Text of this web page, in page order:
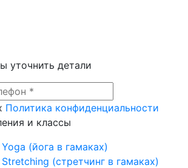
уточнить детали
Политика конфиденциальности
и классы
(йога в гамаках)
Stretching (стретчинг в гамаках)